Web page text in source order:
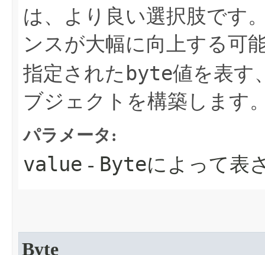
は、より良い選択肢です
ンスが大幅に向上する可
指定された byte値を表す
ブジェクトを構築します
パラメータ:
value - Byteによって表
Byte